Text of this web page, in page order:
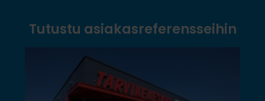
Tutustu asiakasreferensseihin